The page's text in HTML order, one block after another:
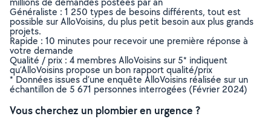
Généraliste : 1 250 types de besoins différents, tout est
possible sur AlloVoisins, du plus petit besoin aux plus grands
projets.
Rapide : 10 minutes pour recevoir une première réponse à
votre demande
Qualité / prix : 4 membres AlloVoisins sur 5* indiquent
qu’AlloVoisins propose un bon rapport qualité/prix
* Données issues d’une enquête AlloVoisins réalisée sur un
échantillon de 5 671 personnes interrogées (Février 2024)
Vous cherchez un plombier en urgence ?